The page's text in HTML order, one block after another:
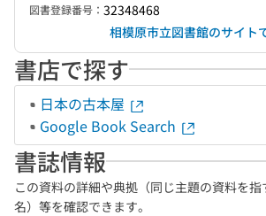
図書登録番号： 32348468
相模原市立図書館のサイト
書店で探す
日本の古本屋
Google Book Search
書誌情報
この資料の詳細や典拠（同じ主題の資料を
名）等を確認できます。